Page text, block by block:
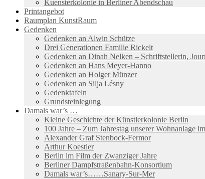
Kuensterkolonie in Berliner Abendschau
Printangebot
Raumplan KunstRaum
Gedenken
Gedenken an Alwin Schütze
Drei Generationen Familie Rickelt
Gedenken an Dinah Nelken – Schriftstellerin,
Gedenken an Hans Meyer-Hanno
Gedenken an Holger Münzer
Gedenken an Silja Lésny
Gedenktafeln
Grundsteinlegung
Damals war’s …
Kleine Geschichte der Künstlerkolonie Berlin
100 Jahre – Zum Jahrestag unserer Wohnanlage
Alexander Graf Stenbock-Fermor
Arthur Koestler
Berlin im Film der Zwanziger Jahre
Berliner Dampfstraßenbahn-Konsortium
Damals war’s……Sanary-Sur-Mer